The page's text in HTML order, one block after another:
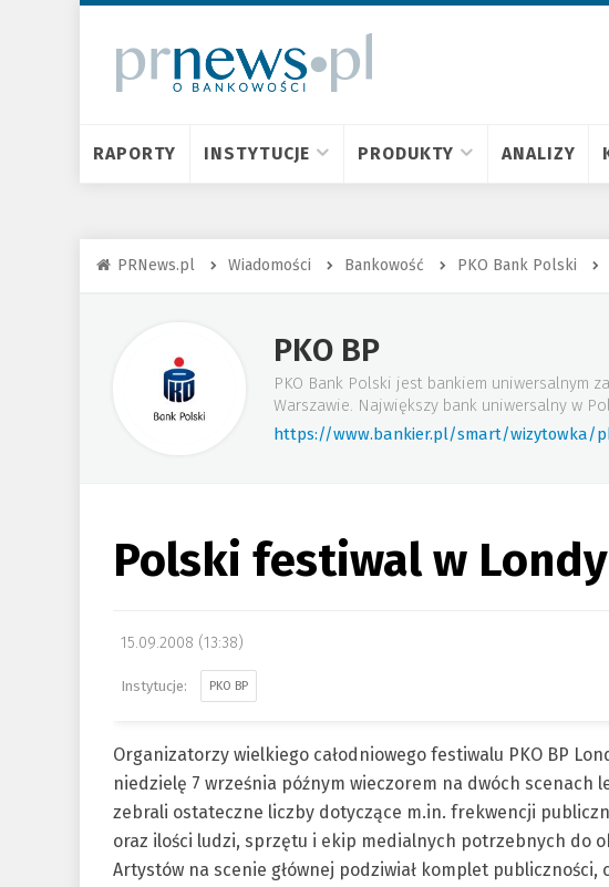
RAPORTY INSTYTUCJE PRODUKTY ANALIZY
PRNews.pl Wiadomości Bankowość PKO Bank Polski
PKO BP
PKO Bank Polski jest bankiem uniwersalnym
Warszawie. Największy bank uniwersalny w
https://www.bankier.pl/smart/wizytowka/
Polski festiwal w
15.09.2008 (13:38)
PKO BP
Organizatorzy wielkiego całodniowego festiwalu PKO BP
niedzielę 7 września późnym wieczorem na dwóch scenach
zebrali ostateczne liczby dotyczące m.in. frekwencji
oraz ilości ludzi, sprzętu i ekip medialnych potrzebnych do
Artystów na scenie głównej podziwiał komplet publiczności,